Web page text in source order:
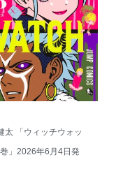
太 「ウィッチウォッ
」2026年6月4日発